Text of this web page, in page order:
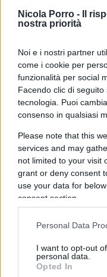
Nicola Porro -
Il
nostra priorità
Noi e i nostri partner
come i cookie per
funzionalità per social
Facendo clic di
tecnologia. Puoi
consenso in qualsiasi
Please note that this
services and may
not limited to your visit
grant or deny consent
use your data for
consent section.
Personal Data
I want to opt-out
personal data.
Opted In
Caro governo di
accorti, le leggi le
l’ideologia, preferite
misfatto. Cosa
Rispondi
1 Giugno 2026, 21:57
Waterboarding per
Poi farlo sparire
Newmax
1 Giugno 2026, 21:35